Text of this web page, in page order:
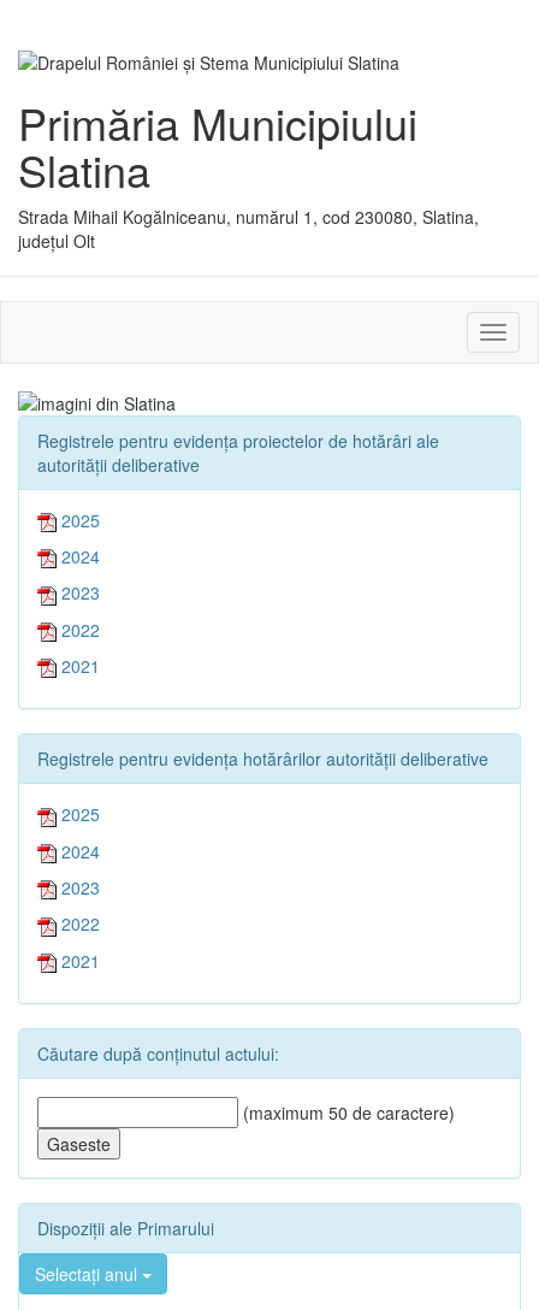
Primăria Municipiului
Slatina
Strada Mihail Kogălniceanu, numărul 1, cod 230080, Slatina,
județul Olt
sau
Registrele pentru evidența proiectelor de hotărâri ale
autorității deliberative
2025
2024
2023
2022
2021
Registrele pentru evidența hotărârilor autorității deliberative
2025
2024
2023
2022
2021
Căutare după conținutul actului:
(maximum 50 de caractere)
Dispoziții ale Primarului
Selectați anul